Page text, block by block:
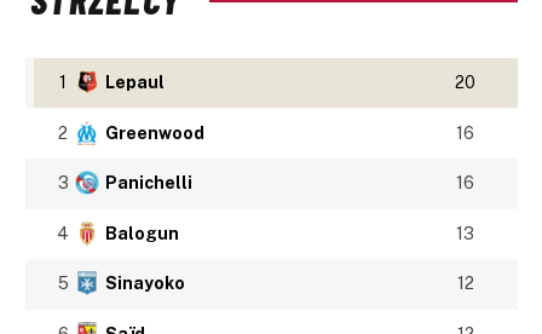
1 Lepaul 20
2 Greenwood 16
3 Panichelli 16
4 Balogun 13
5 Sinayoko 12